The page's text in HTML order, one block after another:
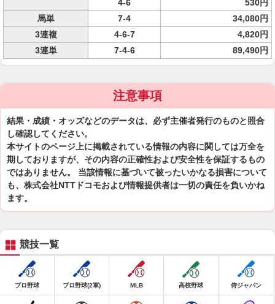
4-6
530円
馬単
7-4
34,080円
3連複
4-6-7
4,820円
3連単
7-4-6 89,490円
注意事項
結果・成績・オッズなどのデータは、必ず主催者発行のものと照合
し確認してください。
本サイトのページ上に掲載されている情報の内容に関しては万全を
期しておりますが、その内容の正確性および安全性を保証するもの
ではありません。 当該情報に基づいて被ったいかなる損害について
も、株式会社NTTドコモおよび情報提供者は一切の責任を負いかね
ます。
競技一覧
プロ野球 プロ野球(2軍) MLB 高校野球 侍ジャパン